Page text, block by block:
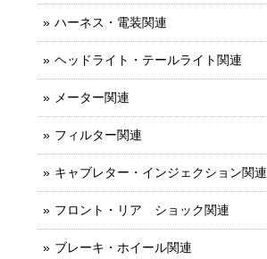
ハーネス・電装関連
ヘッドライト・テールライト関連
メーター関連
フィルター関連
キャブレター・インジェクション関連
フロント・リア ショック関連
ブレーキ・ホイール関連